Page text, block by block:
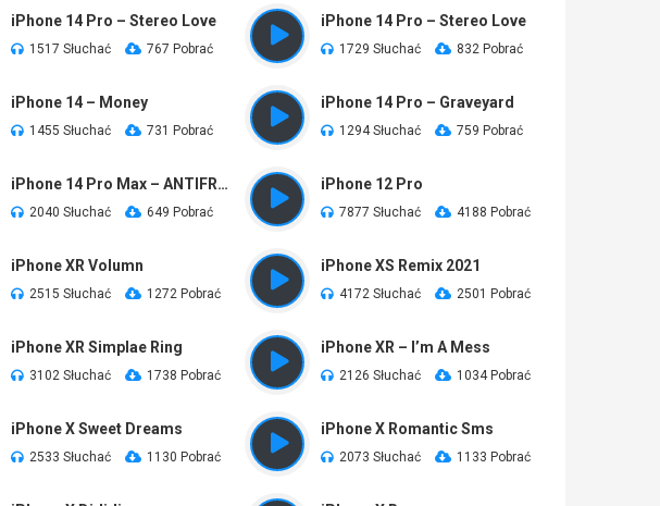
iPhone 14 Pro – Stereo Love
1517 Słuchać 767 Pobrać
iPhone 14 Pro – Stereo Love
1729 Słuchać 832 Pobrać
iPhone 14 – Money
1455 Słuchać 731 Pobrać
iPhone 14 Pro – Graveyard
1294 Słuchać 759 Pobrać
iPhone 14 Pro Max – ANTIFRAGILE
2040 Słuchać 649 Pobrać
iPhone 12 Pro
7877 Słuchać 4188 Pobrać
iPhone XR Volumn
2515 Słuchać 1272 Pobrać
iPhone XS Remix 2021
4172 Słuchać 2501 Pobrać
iPhone XR Simplae Ring
3102 Słuchać 1738 Pobrać
iPhone XR – I’m A Mess
2126 Słuchać 1034 Pobrać
iPhone X Sweet Dreams
2533 Słuchać 1130 Pobrać
iPhone X Romantic Sms
2073 Słuchać 1133 Pobrać